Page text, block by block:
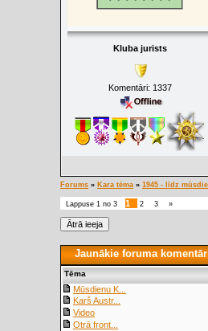
Kluba jurists
Komentāri: 1337
Forums » Kara tēma » 1945 - līdz
Lappuse 1 no 3 1 2 3 »
Jaunākie foruma
Tēma
Mūsdienu K...
Karš Austr...
Video
Otrā front...